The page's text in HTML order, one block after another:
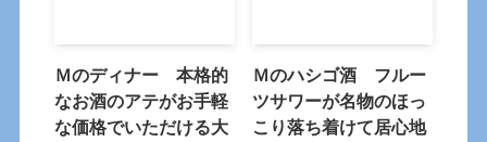
Ｍのディナー 本格的
なお酒のアテがお手軽
な価格でいただける大
Ｍのハシゴ酒 フルー
ツサワーが名物のほっ
こり落ち着けて居心地